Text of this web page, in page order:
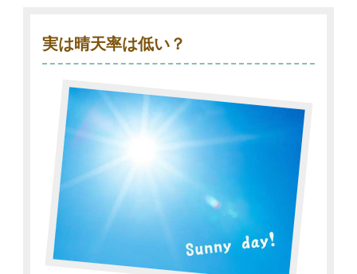
実は晴天率は低い？